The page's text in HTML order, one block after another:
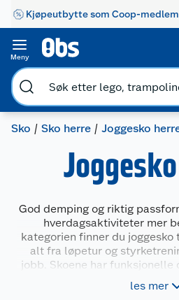
Kjøpeutbytte som Coop-medlem
Meny
Sko Sko herre Joggesko
God demping og riktig
hverdagsaktiviteter mer
kategorien finner du
alt fra løpetur og
jobb. Skoene har
overdel, slitesterk såle og
ulike modeller og størrelser
les mer